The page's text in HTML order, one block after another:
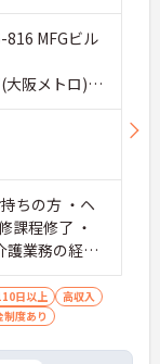
816 MFGビル
大阪メトロ)
ちの方 ・ヘ
課程修了 ・
業務の経験
日以上
高収入
制度あり